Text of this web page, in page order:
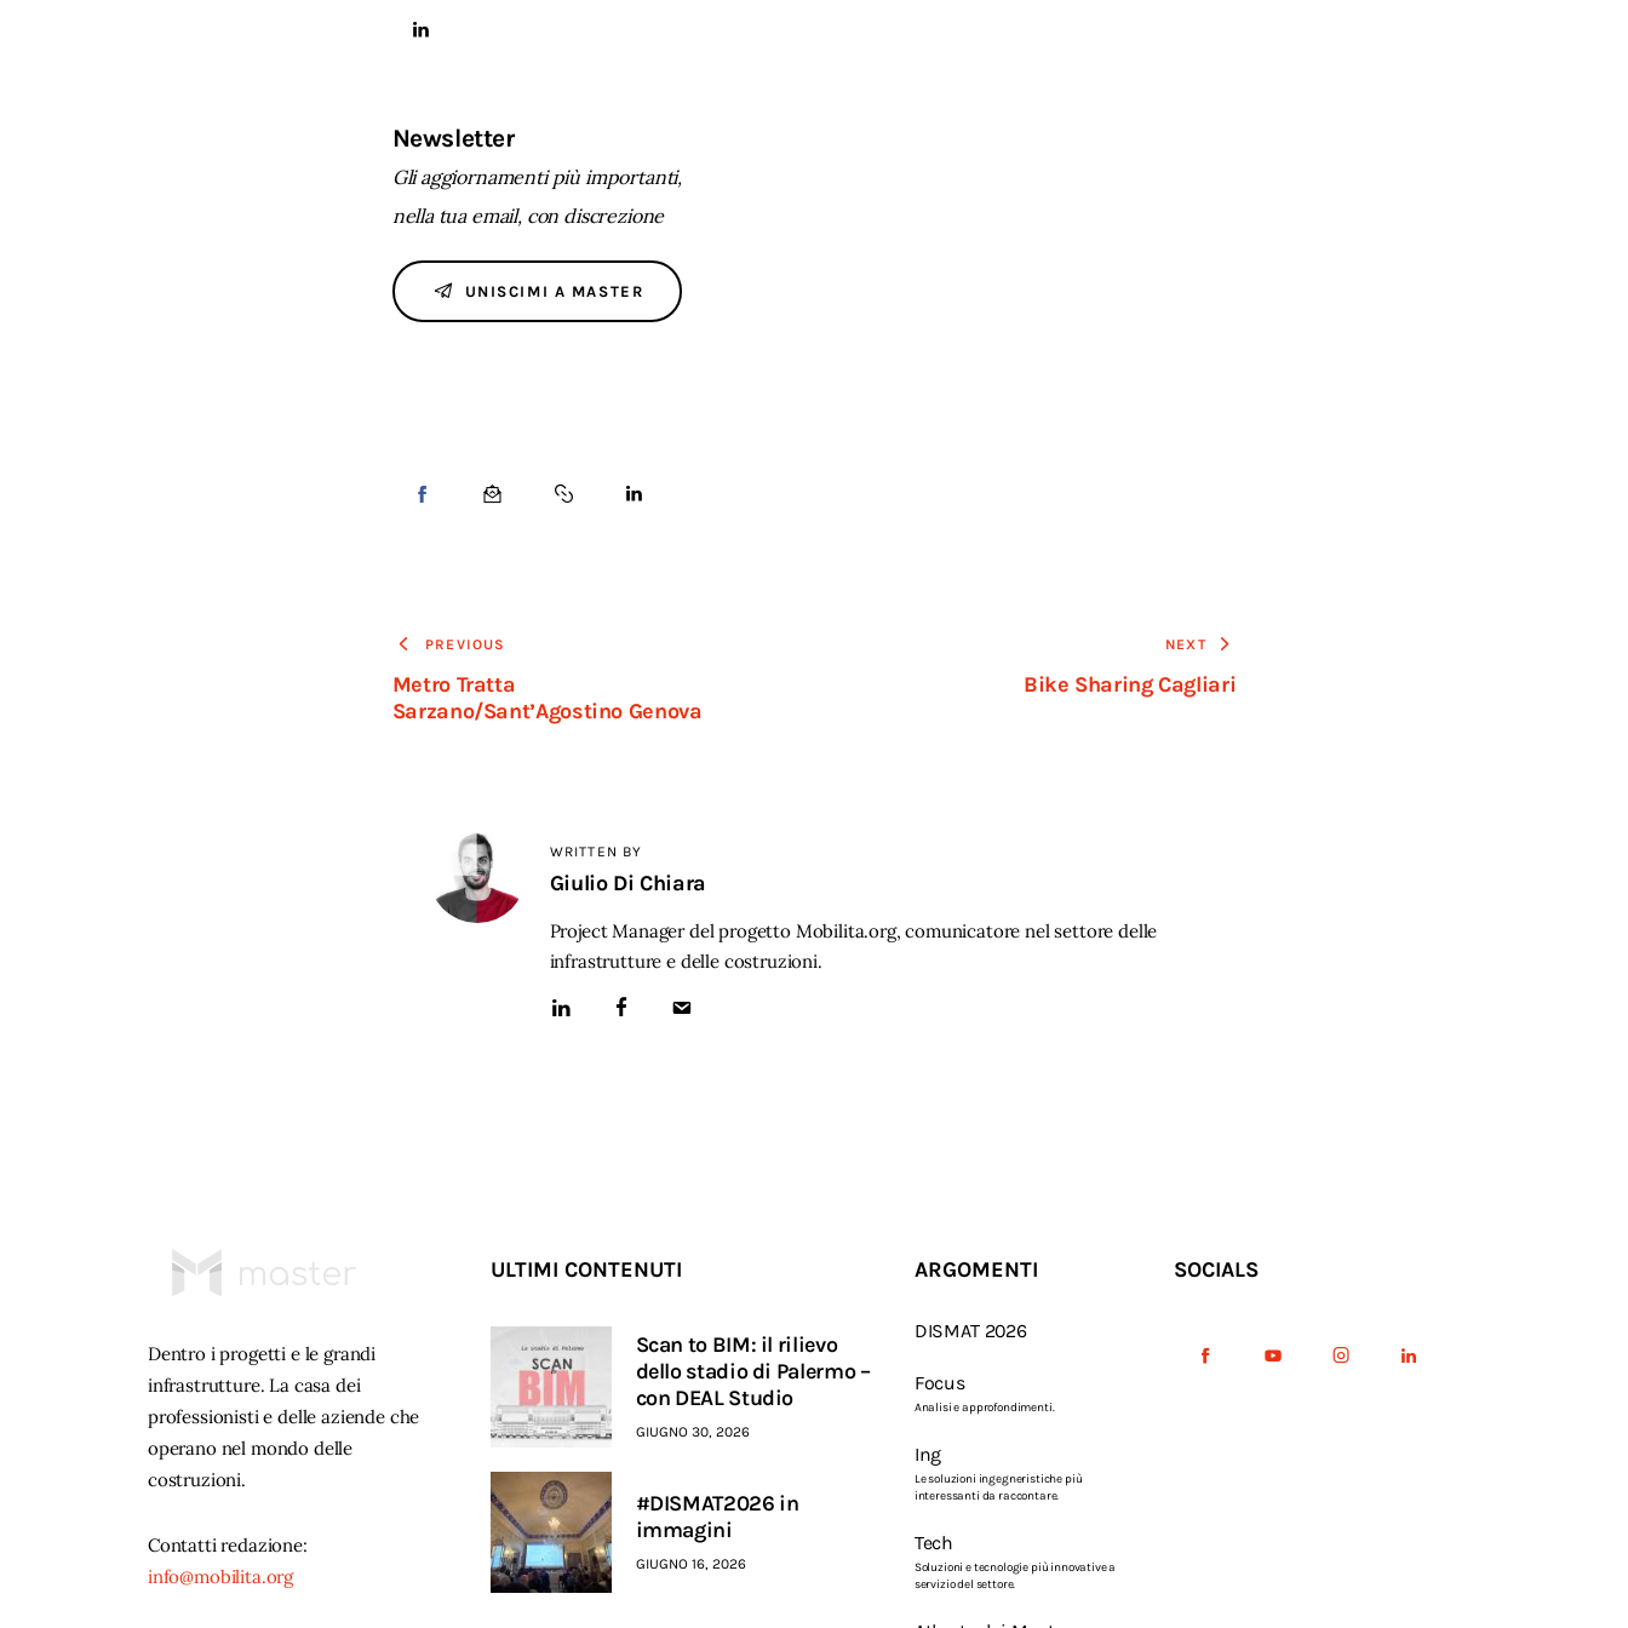
Newsletter
Gli aggiornamenti più importanti,
nella tua email, con discrezione
UNISCIMI A MASTER
PREVIOUS
Metro Tratta
Sarzano/Sant’Agostino Genova
NEXT
Bike Sharing Cagliari
WRITTEN BY
Giulio Di Chiara
Project Manager del progetto Mobilita.org, comunicatore nel settore delle
infrastrutture e delle costruzioni.
Dentro i progetti e le grandi
infrastrutture. La casa dei
professionisti e delle aziende che
operano nel mondo delle
costruzioni.
Contatti redazione:
info@mobilita.org
ULTIMI CONTENUTI
Scan to BIM: il rilievo
dello stadio di Palermo –
con DEAL Studio
GIUGNO 30, 2026
#DISMAT2026 in
immagini
GIUGNO 16, 2026
ARGOMENTI
DISMAT 2026
Focus
Analisi e approfondimenti.
Ing
Le soluzioni ingegneristiche più
interessanti da raccontare.
Tech
Soluzioni e tecnologie più innovative a
servizio del settore.
SOCIALS